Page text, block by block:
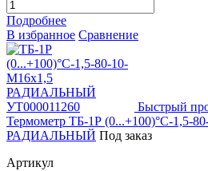
Подробнее
В избранное Сравнение
Быстрый
Термометр ТБ-1Р (0...+100)°С-1,5-
РАДИАЛЬНЫЙ Под заказ
Артикул